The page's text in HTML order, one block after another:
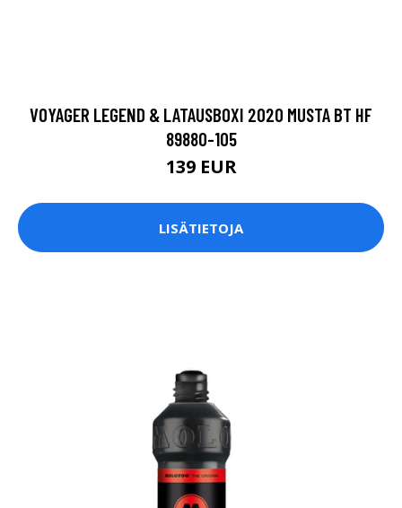
VOYAGER LEGEND & LATAUSBOXI 2020 MUSTA BT HF
89880-105
139 EUR
LISÄTIETOJA